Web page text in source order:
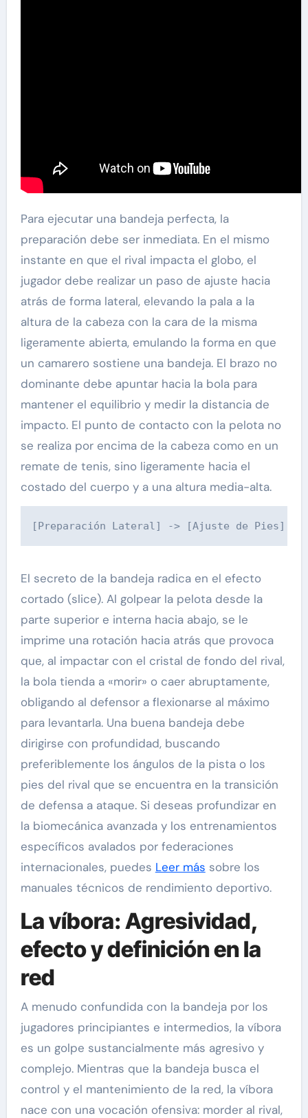
Para ejecutar una bandeja perfecta, la
preparación debe ser inmediata. En el mismo
instante en que el rival impacta el globo, el
jugador debe realizar un paso de ajuste hacia
atrás de forma lateral, elevando la pala a la
altura de la cabeza con la cara de la misma
ligeramente abierta, emulando la forma en que
un camarero sostiene una bandeja. El brazo no
dominante debe apuntar hacia la bola para
mantener el equilibrio y medir la distancia de
impacto. El punto de contacto con la pelota no
se realiza por encima de la cabeza como en un
remate de tenis, sino ligeramente hacia el
costado del cuerpo y a una altura media-alta.
El secreto de la bandeja radica en el efecto
cortado (slice). Al golpear la pelota desde la
parte superior e interna hacia abajo, se le
imprime una rotación hacia atrás que provoca
que, al impactar con el cristal de fondo del rival,
la bola tienda a «morir» o caer abruptamente,
obligando al defensor a flexionarse al máximo
para levantarla. Una buena bandeja debe
dirigirse con profundidad, buscando
preferiblemente los ángulos de la pista o los
pies del rival que se encuentra en la transición
de defensa a ataque. Si deseas profundizar en
la biomecánica avanzada y los entrenamientos
específicos avalados por federaciones
internacionales, puedes Leer más sobre los
manuales técnicos de rendimiento deportivo.
La víbora: Agresividad,
efecto y definición en la
red
A menudo confundida con la bandeja por los
jugadores principiantes e intermedios, la víbora
es un golpe sustancialmente más agresivo y
complejo. Mientras que la bandeja busca el
control y el mantenimiento de la red, la víbora
nace con una vocación ofensiva: morder al rival,